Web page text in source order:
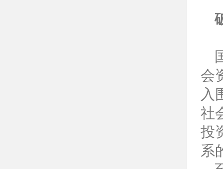
会
入
社
投
系